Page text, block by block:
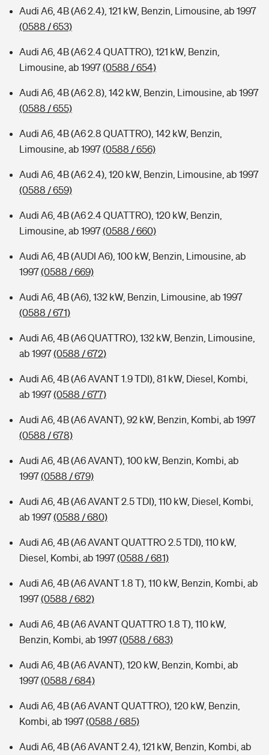
Audi A6, 4B (A6 2.4), 121 kW, Benzin, Limousine, ab 1997
(0588 / 653)
Audi A6, 4B (A6 2.4 QUATTRO), 121 kW, Benzin,
Limousine, ab 1997(0588 / 654)
Audi A6, 4B (A6 2.8), 142 kW, Benzin, Limousine, ab 1997
(0588 / 655)
Audi A6, 4B (A6 2.8 QUATTRO), 142 kW, Benzin,
Limousine, ab 1997(0588 / 656)
Audi A6, 4B (A6 2.4), 120 kW, Benzin, Limousine, ab 1997
(0588 / 659)
Audi A6, 4B (A6 2.4 QUATTRO), 120 kW, Benzin,
Limousine, ab 1997(0588 / 660)
Audi A6, 4B (AUDI A6), 100 kW, Benzin, Limousine, ab
1997(0588 / 669)
Audi A6, 4B (A6), 132 kW, Benzin, Limousine, ab 1997
(0588 / 671)
Audi A6, 4B (A6 QUATTRO), 132 kW, Benzin, Limousine,
ab 1997(0588 / 672)
Audi A6, 4B (A6 AVANT 1.9 TDI), 81 kW, Diesel, Kombi,
ab 1997(0588 / 677)
Audi A6, 4B (A6 AVANT), 92 kW, Benzin, Kombi, ab 1997
(0588 / 678)
Audi A6, 4B (A6 AVANT), 100 kW, Benzin, Kombi, ab
1997(0588 / 679)
Audi A6, 4B (A6 AVANT 2.5 TDI), 110 kW, Diesel, Kombi,
ab 1997(0588 / 680)
Audi A6, 4B (A6 AVANT QUATTRO 2.5 TDI), 110 kW,
Diesel, Kombi, ab 1997(0588 / 681)
Audi A6, 4B (A6 AVANT 1.8 T), 110 kW, Benzin, Kombi, ab
1997(0588 / 682)
Audi A6, 4B (A6 AVANT QUATTRO 1.8 T), 110 kW,
Benzin, Kombi, ab 1997(0588 / 683)
Audi A6, 4B (A6 AVANT), 120 kW, Benzin, Kombi, ab
1997(0588 / 684)
Audi A6, 4B (A6 AVANT QUATTRO), 120 kW, Benzin,
Kombi, ab 1997(0588 / 685)
Audi A6, 4B (A6 AVANT 2.4), 121 kW, Benzin, Kombi, ab